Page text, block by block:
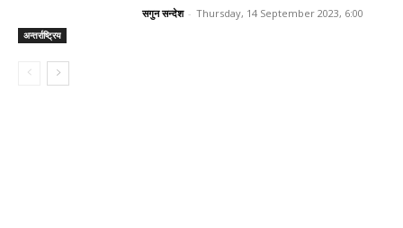
अन्तर्राष्ट्रिय
सगुन सन्देश - Thursday, 14 September 2023, 6:00